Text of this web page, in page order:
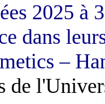
2025
dans
–
de